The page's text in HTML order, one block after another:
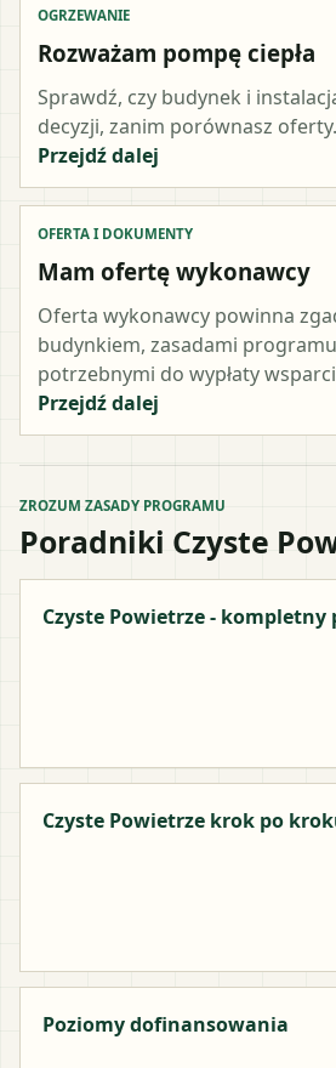
OGRZEWANIE
Rozważam pompę ciepła
Sprawdź, czy budynek i
decyzji, zanim porównasz oferty.
Przejdź dalej
OFERTA I DOKUMENTY
Mam ofertę wykonawcy
Oferta wykonawcy powinna
budynkiem, zasadami
potrzebnymi do wypłaty
Przejdź dalej
ZROZUM ZASADY PROGRAMU
Poradniki Czyste
Czyste Powietrze -
Czyste Powietrze krok po
Poziomy dofinansowania